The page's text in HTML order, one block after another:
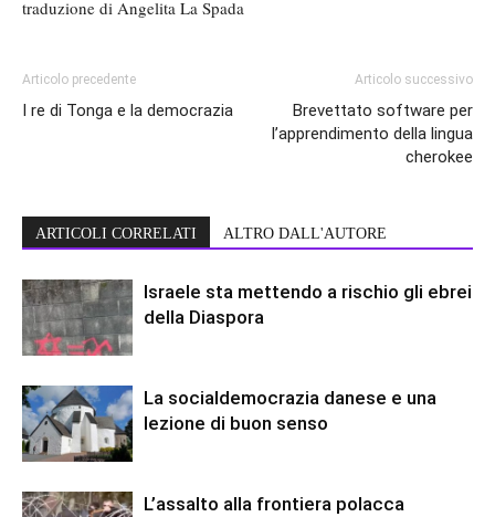
traduzione di Angelita La Spada
Articolo precedente
I re di Tonga e la democrazia
Articolo successivo
Brevettato software per
l’apprendimento della lingua
cherokee
ARTICOLI CORRELATI ALTRO DALL'AUTORE
Israele sta mettendo a rischio gli ebrei
della Diaspora
La socialdemocrazia danese e una
lezione di buon senso
L’assalto alla frontiera polacca